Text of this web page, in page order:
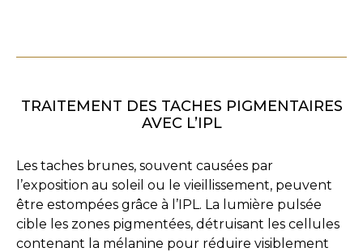
TRAITEMENT DES TACHES PIGMENTAIRES
AVEC L’IPL
Les taches brunes, souvent causées par
l’exposition au soleil ou le vieillissement, peuvent
être estompées grâce à l’IPL. La lumière pulsée
cible les zones pigmentées, détruisant les cellules
contenant la mélanine pour réduire visiblement